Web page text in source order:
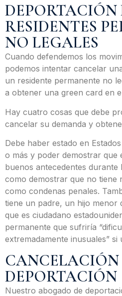
DEPORTACIÓN
RESIDENTES
NO LEGALES
Cuando defendemos los
podemos intentar cancelar
un residente permanente no
a obtener una green card en
Hay cuatro cosas que debe
cancelar su demanda y
Debe haber estado en
o más y poder demostrar que
buenos antecedentes durante
como demostrar que no tiene
como condenas penales.
tiene un padre, un hijo menor
que es ciudadano
permanente que sufriría
extremadamente inusuales”
CANCELACIÓN
DEPORTACIÓN
Nuestro abogado de